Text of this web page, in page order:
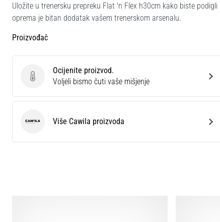
Uložite u trenersku prepreku Flat 'n Flex h30cm kako biste
oprema je bitan dodatak vašem trenerskom arsenalu.
Proizvođač
Ocijenite proizvod.
Ocijenite proizvod.
Voljeli bismo čuti vaše mišjenje
Cawila Više Cawila proizvoda